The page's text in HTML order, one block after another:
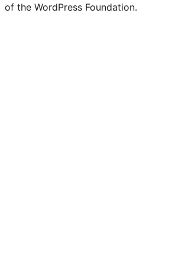
of the WordPress Foundation.